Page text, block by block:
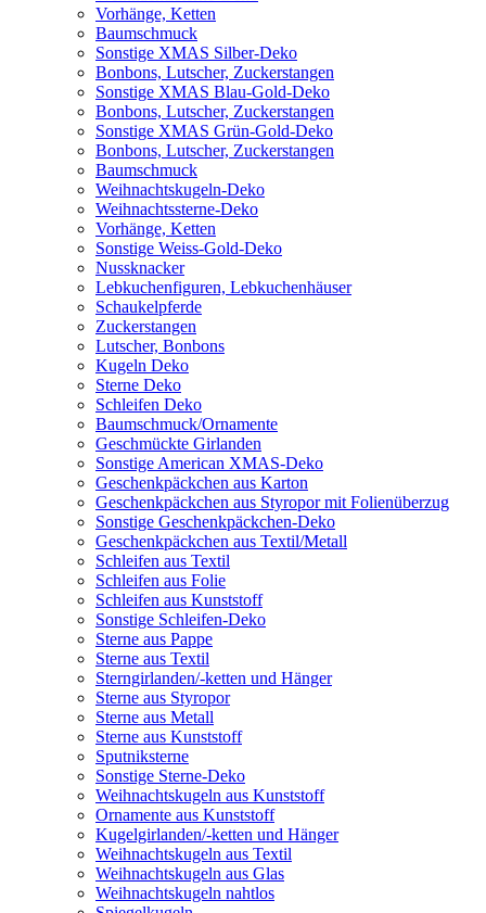
Vorhänge, Ketten
Baumschmuck
Sonstige XMAS Silber-Deko
Bonbons, Lutscher, Zuckerstangen
Sonstige XMAS Blau-Gold-Deko
Bonbons, Lutscher, Zuckerstangen
Sonstige XMAS Grün-Gold-Deko
Bonbons, Lutscher, Zuckerstangen
Baumschmuck
Weihnachtskugeln-Deko
Weihnachtssterne-Deko
Vorhänge, Ketten
Sonstige Weiss-Gold-Deko
Nussknacker
Lebkuchenfiguren, Lebkuchenhäuser
Schaukelpferde
Zuckerstangen
Lutscher, Bonbons
Kugeln Deko
Sterne Deko
Schleifen Deko
Baumschmuck/Ornamente
Geschmückte Girlanden
Sonstige American XMAS-Deko
Geschenkpäckchen aus Karton
Geschenkpäckchen aus Styropor mit Folienüberzug
Sonstige Geschenkpäckchen-Deko
Geschenkpäckchen aus Textil/Metall
Schleifen aus Textil
Schleifen aus Folie
Schleifen aus Kunststoff
Sonstige Schleifen-Deko
Sterne aus Pappe
Sterne aus Textil
Sterngirlanden/-ketten und Hänger
Sterne aus Styropor
Sterne aus Metall
Sterne aus Kunststoff
Sputniksterne
Sonstige Sterne-Deko
Weihnachtskugeln aus Kunststoff
Ornamente aus Kunststoff
Kugelgirlanden/-ketten und Hänger
Weihnachtskugeln aus Textil
Weihnachtskugeln aus Glas
Weihnachtskugeln nahtlos